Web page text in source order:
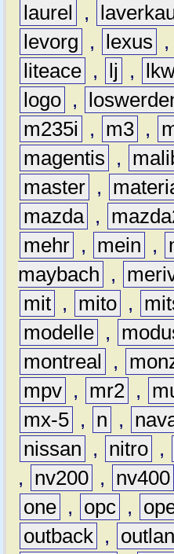
laurel
,
levorg
, lexus ,
liteace , lj ,
logo ,
m235i
, m3 ,
magentis
,
master ,
mazda ,
mehr , mein ,
maybach
,
mit , mito ,
modelle ,
montreal
,
mpv , mr2 ,
mx-5 , n ,
nissan
, nitro ,
,
nv200 , nv400
one , opc ,
outback ,